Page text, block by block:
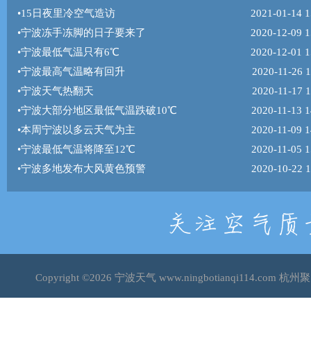
•15日夜里冷空气造访
2021-01-14
•宁波冻手冻脚的日子要来了
2020-12-09
•宁波最低气温只有6℃
2020-12-01
•宁波最高气温略有回升
2020-11-26
•宁波天气热翻天
2020-11-17
•宁波大部分地区最低气温跌破10℃
2020-11-13
•本周宁波以多云天气为主
2020-11-09
•宁波最低气温将降至12℃
2020-11-05
•宁波多地发布大风黄色预警 2020-10-22
Copyright ©2026 宁波天气 www.ningbotianqi114.com 杭州